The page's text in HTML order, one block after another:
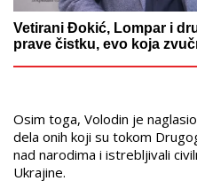
Vetirani Đokić, Lompar i
prave čistku, evo koja
Osim toga, Volodin je
dela onih koji su tokom
nad narodima i istrebljivali
Ukrajine.